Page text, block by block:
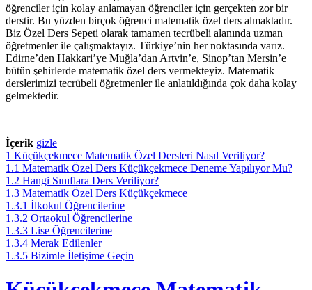
öğrenciler için kolay anlamayan öğrenciler için gerçekten zor bir
derstir. Bu yüzden birçok öğrenci matematik özel ders almaktadır.
Biz Özel Ders Sepeti olarak tamamen tecrübeli alanında uzman
öğretmenler ile çalışmaktayız. Türkiye’nin her noktasında varız.
Edirne’den Hakkari’ye Muğla’dan Artvin’e, Sinop’tan Mersin’e
bütün şehirlerde matematik özel ders vermekteyiz. Matematik
derslerimizi tecrübeli öğretmenler ile anlatıldığında çok daha kolay
gelmektedir.
İçerik gizle
1 Küçükçekmece Matematik Özel Dersleri Nasıl Veriliyor?
1.1 Matematik Özel Ders Küçükçekmece Deneme Yapılıyor Mu?
1.2 Hangi Sınıflara Ders Veriliyor?
1.3 Matematik Özel Ders Küçükçekmece
1.3.1 İlkokul Öğrencilerine
1.3.2 Ortaokul Öğrencilerine
1.3.3 Lise Öğrencilerine
1.3.4 Merak Edilenler
1.3.5 Bizimle İletişime Geçin